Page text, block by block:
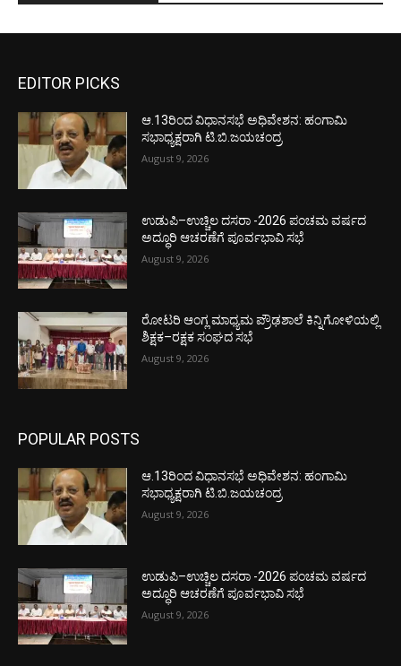
EDITOR PICKS
ಆ.13ರಿಂದ ವಿಧಾನಸಭೆ ಅಧಿವೇಶನ: ಹಂಗಾಮಿ
ಸಭಾಧ್ಯಕ್ಷರಾಗಿ ಟಿ.ಬಿ.ಜಯಚಂದ್ರ
August 9, 2026
ಉಡುಪಿ–ಉಚ್ಚಿಲ ದಸರಾ -2026 ಪಂಚಮ ವರ್ಷದ
ಅದ್ಧೂರಿ ಆಚರಣೆಗೆ ಪೂರ್ವಭಾವಿ ಸಭೆ
August 9, 2026
ರೋಟರಿ ಆಂಗ್ಲ ಮಾಧ್ಯಮ ಪ್ರೌಢಶಾಲೆ ಕಿನ್ನಿಗೋಳಿಯಲ್ಲಿ
ಶಿಕ್ಷಕ–ರಕ್ಷಕ ಸಂಘದ ಸಭೆ
August 9, 2026
POPULAR POSTS
ಆ.13ರಿಂದ ವಿಧಾನಸಭೆ ಅಧಿವೇಶನ: ಹಂಗಾಮಿ
ಸಭಾಧ್ಯಕ್ಷರಾಗಿ ಟಿ.ಬಿ.ಜಯಚಂದ್ರ
August 9, 2026
ಉಡುಪಿ–ಉಚ್ಚಿಲ ದಸರಾ -2026 ಪಂಚಮ ವರ್ಷದ
ಅದ್ಧೂರಿ ಆಚರಣೆಗೆ ಪೂರ್ವಭಾವಿ ಸಭೆ
August 9, 2026